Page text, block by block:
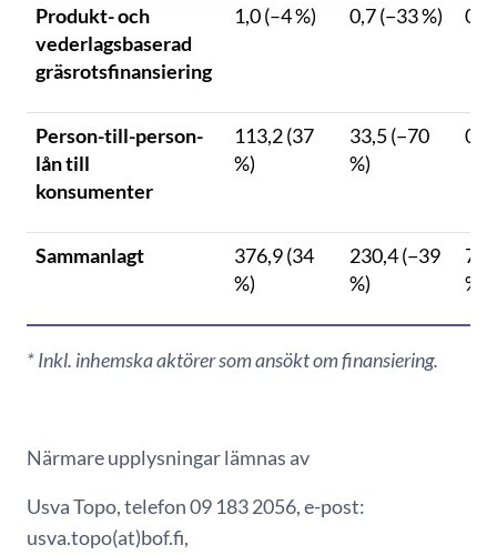
Produkt- och
vederlagsbaserad
gräsrotsfinansiering
1,0 (–4 %) 0,7 (−33 %) 0,4
Person-till-person-
lån till
konsumenter
113,2 (37
%)
33,5 (−70
%)
0
Sammanlagt
376,9 (34
%)
230,4 (−39
%)
%)
* Inkl. inhemska aktörer som ansökt om finansiering.
Närmare upplysningar lämnas av
Usva Topo, telefon 09 183 2056, e-post:
usva.topo(at)bof.fi,